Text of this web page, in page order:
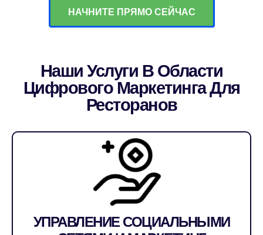
НАЧНИТЕ ПРЯМО СЕЙЧАС
Наши Услуги В Области
Цифрового Маркетинга Для
Ресторанов
УПРАВЛЕНИЕ СОЦИАЛЬНЫМИ